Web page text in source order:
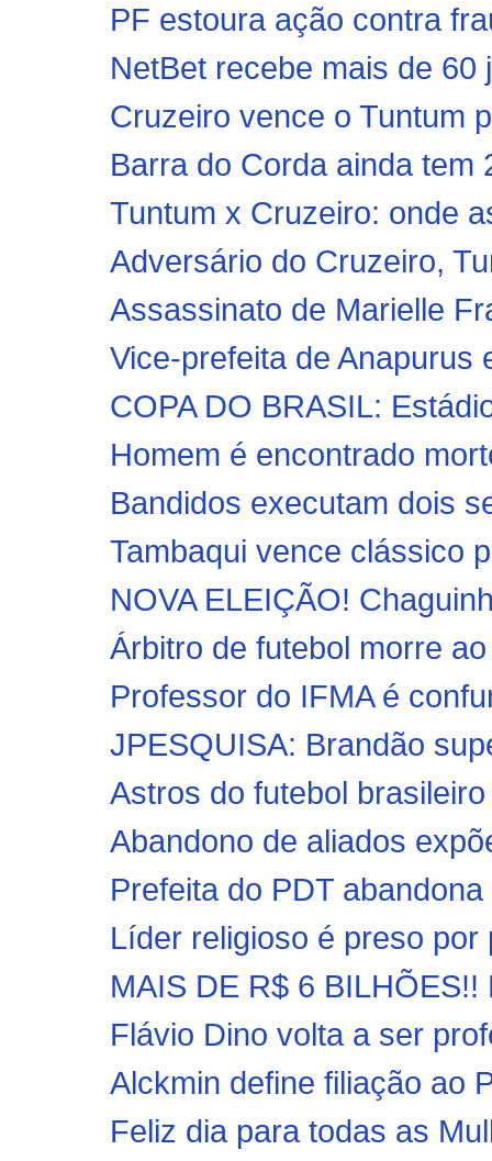
PF estoura ação contra
NetBet recebe mais de
Cruzeiro vence o Tuntum
Barra do Corda ainda tem
Tuntum x Cruzeiro: onde
Adversário do Cruzeiro,
Assassinato de Marielle
Vice-prefeita de Anapurus
COPA DO BRASIL:
Homem é encontrado
Bandidos executam dois
Tambaqui vence clássico
NOVA ELEIÇÃO!
Árbitro de futebol morre
Professor do IFMA é
JPESQUISA: Brandão
Astros do futebol
Abandono de aliados
Prefeita do PDT
Líder religioso é preso
MAIS DE R$ 6
Flávio Dino volta a ser
Alckmin define filiação ao
Feliz dia para todas as